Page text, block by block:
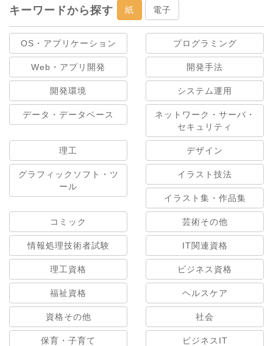
キーワードから探す 紙 電子
OS・アプリケーション プログラミング
Web・アプリ開発 開発手法
開発環境 システム運用
データ・データベース
ネットワーク・サーバ・
セキュリティ
理工 デザイン
グラフィックソフト・ツ
ール
イラスト技法
イラスト集・作品集
コミック 芸術その他
情報処理技術者試験 IT関連資格
理工資格 ビジネス資格
福祉資格 ヘルスケア
資格その他 社会
保育・子育て ビジネスIT